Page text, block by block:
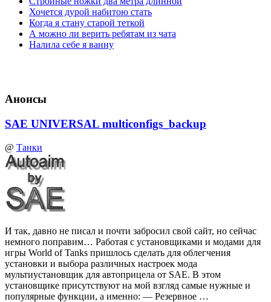
Хочется дурой набитою стать
Когда я стану старой теткой
А можно ли верить ребятам из чата
Налила себе я ванну
Анонсы
SAE UNIVERSAL multiconfigs_backup
@ Танки
И так, давно не писал и почти забросил свой сайт, но сейчас
немного поправим… Работая с установщиками и модами для
игры World of Tanks пришлось сделать для облегчения
установки и выбора различных настроек мода
мультиустановщик для автоприцела от SAE. В этом
установщике присутствуют на мой взгляд самые нужные и
популярные функции, а именно: — Резервное …